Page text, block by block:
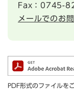
Fax：0745-
メールでのお
PDF形式のファイルを